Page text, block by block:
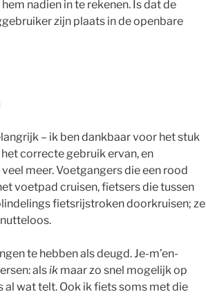
nadien in te rekenen. Is dat de
zijn plaats in de openbare
– ik ben dankbaar voor het stuk
correcte gebruik ervan, en
meer. Voetgangers die een rood
voetpad cruisen, fietsers die tussen
fietsrijstroken doorkruisen; ze
te hebben als deugd. Je-m’en-
alsik maar zo snel mogelijk op
wat telt. Ook ik fiets soms met die